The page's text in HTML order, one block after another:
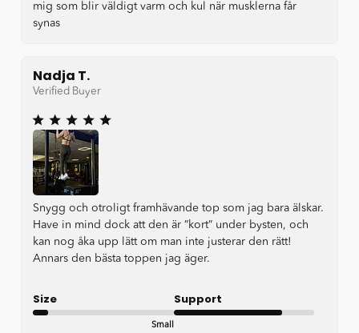
mig som blir väldigt varm och kul när musklerna får
synas
Nadja T.
Verified Buyer
Snygg och otroligt framhävande top som jag bara älskar.
Have in mind dock att den är ”kort” under bysten, och
kan nog åka upp lätt om man inte justerar den rätt!
Annars den bästa toppen jag äger.
Size
Small
Support